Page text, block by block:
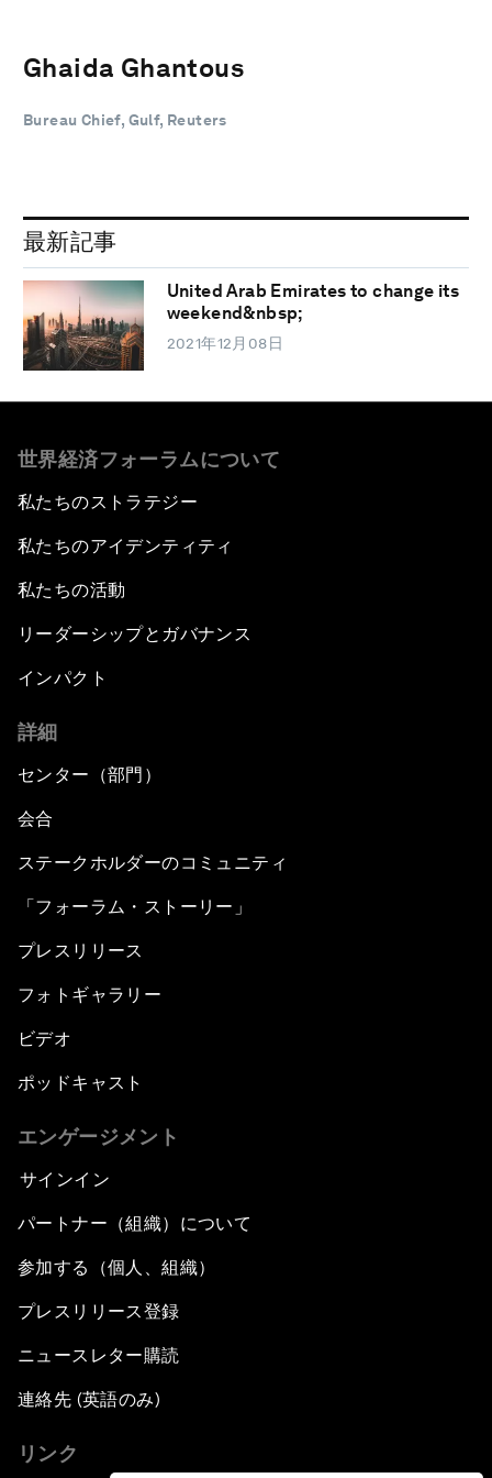
Ghaida Ghantous
Bureau Chief, Gulf, Reuters
最新記事
United Arab Emirates to change its
weekend&nbsp;
2021年12月08日
世界経済フォーラムについて
私たちのストラテジー
私たちのアイデンティティ
私たちの活動
リーダーシップとガバナンス
インパクト
詳細
センター（部門）
会合
ステークホルダーのコミュニティ
「フォーラム・ストーリー」
プレスリリース
フォトギャラリー
ビデオ
ポッドキャスト
エンゲージメント
サインイン
パートナー（組織）について
参加する（個人、組織）
プレスリリース登録
ニュースレター購読
連絡先 (英語のみ)
リンク